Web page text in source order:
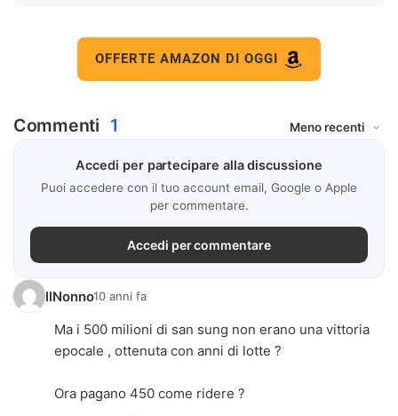
OFFERTE AMAZON DI OGGI
Commenti 1
Accedi per partecipare alla discussione
Puoi accedere con il tuo account email, Google o Apple
per commentare.
Accedi per commentare
IlNonno10 anni fa
Ma i 500 milioni di san sung non erano una vittoria
epocale , ottenuta con anni di lotte ?
Ora pagano 450 come ridere ?